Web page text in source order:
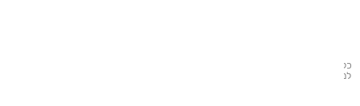
למכירה, בתים להשכרה, העברת בתים, הובלות, לימודים, קניות, בעלי מקצוע, אצבע, תיירות